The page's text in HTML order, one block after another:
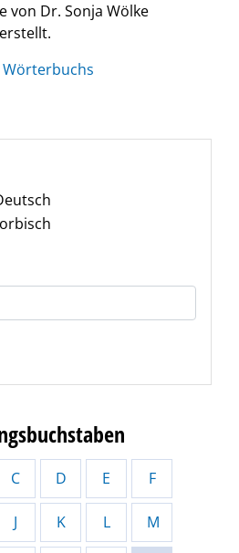
von Dr. Sonja Wölke
Wörterbuchs
C D E F
J K L M